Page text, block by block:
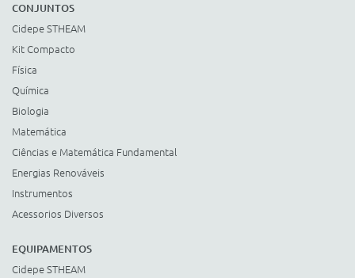
CONJUNTOS
Cidepe STHEAM
Kit Compacto
Física
Química
Biologia
Matemática
Ciências e Matemática Fundamental
Energias Renováveis
Instrumentos
Acessorios Diversos
EQUIPAMENTOS
Cidepe STHEAM